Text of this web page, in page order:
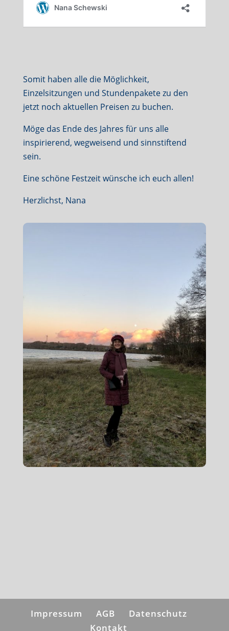
Somit haben alle die Möglichkeit,
Einzelsitzungen und Stundenpakete zu den
jetzt noch aktuellen Preisen zu buchen.
Möge das Ende des Jahres für uns alle
inspirierend, wegweisend und sinnstiftend
sein.
Eine schöne Festzeit wünsche ich euch allen!
Herzlichst, Nana
Impressum AGB
Datenschutz
Kontakt